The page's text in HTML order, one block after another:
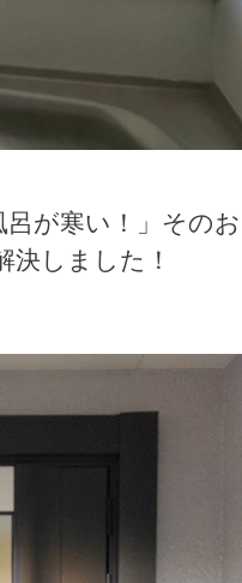
呂が寒い！」そのお
決しました！